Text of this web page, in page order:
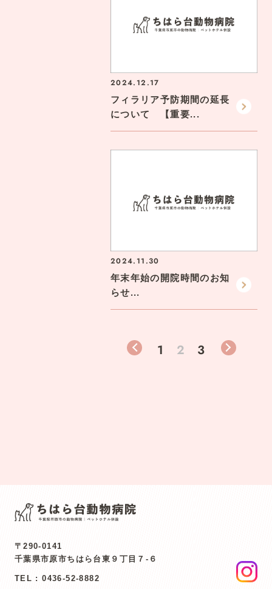
2024.12.17
フィラリア予防期間の延長
について 【重要...
2024.11.30
年末年始の開院時間のお知
らせ...
1 2 3
〒290-0141
千葉県市原市ちはら台東９丁目７-６
TEL :0436-52-8882